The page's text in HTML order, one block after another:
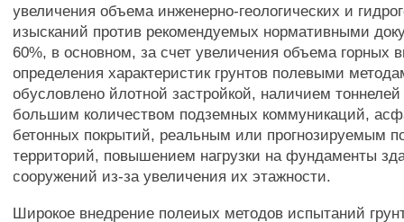
увеличения объема инженерно-геологических и
изысканий против рекомендуемых нормативными
60%, в основном, за счет увеличения объема горных
определения характеристик грунтов полевыми
обусловлено йлотной застройкой, наличием
большим количеством подземных коммуникаций,
бетонных покрытий, реальным или прогнозируемым
территорий, повышением нагрузки на фундаменты
сооружений из-за увеличения их этажности.
Широкое внедрение полеиых методов испытаний